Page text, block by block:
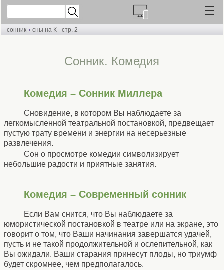
сонник › сны на К - стр. 2
Cонник. Комедия
Комедия – Сонник Миллера
Сновидение, в котором Вы наблюдаете за
легкомысленной театральной постановкой, предвещает
пустую трату времени и энергии на несерьезные
развлечения.
Сон о просмотре комедии символизирует
небольшие радости и приятные занятия.
Комедия – Современный сонник
Если Вам снится, что Вы наблюдаете за
юмористической постановкой в театре или на экране, это
говорит о том, что Ваши начинания завершатся удачей,
пусть и не такой продолжительной и ослепительной, как
Вы ожидали. Ваши старания принесут плоды, но триумф
будет скромнее, чем предполагалось.